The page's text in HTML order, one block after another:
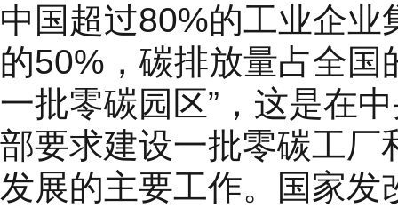
中国超过80%的工业企
的50%，碳排放量占全国
一批零碳园区”，这是在
部要求建设一批零碳工厂
发展的主要工作。国家发